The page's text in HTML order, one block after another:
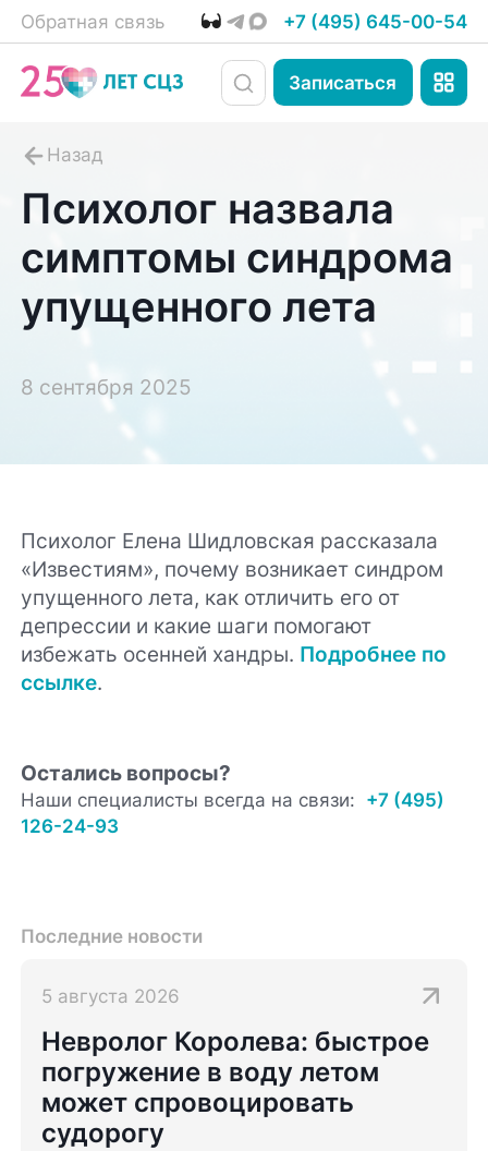
Обратная связь +7 (495) 645-00-54
Записаться
Психолог назвала
симптомы синдрома
упущенного лета
8 сентября 2025
Психолог Елена Шидловская рассказала
«Известиям», почему возникает синдром
упущенного лета, как отличить его от
депрессии и какие шаги помогают
избежать осенней хандры. Подробнее по
ссылке.
Остались вопросы?
Наши специалисты всегда на связи: +7 (495)
126-24-93
Последние новости
5 августа 2026
Невролог Королева: быстрое
погружение в воду летом
может спровоцировать
судорогу